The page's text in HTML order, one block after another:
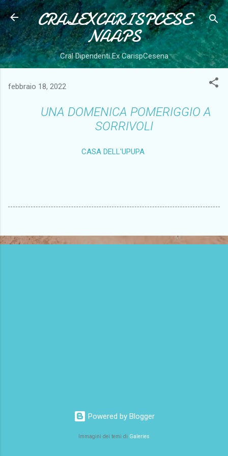
Passa ai contenuti principali
CRALEXCARISPCESE
NAAPS
Cral Dipendenti Ex CarispCesena
febbraio 18, 2022
UNA DOMENICA POMERIGGIO A
SORRIVOLI
CASA DELL'UPUPA
Powered by Blogger
Immagini dei temi di Galeries